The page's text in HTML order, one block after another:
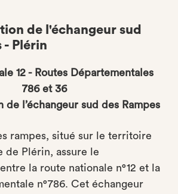
de l'échangeur sud
- Plérin
12 - Routes Départementales
786 et 36
de l’échangeur sud des Rampes
rampes, situé sur le territoire
de Plérin, assure le
la route nationale n°12 et la
n°786. Cet échangeur